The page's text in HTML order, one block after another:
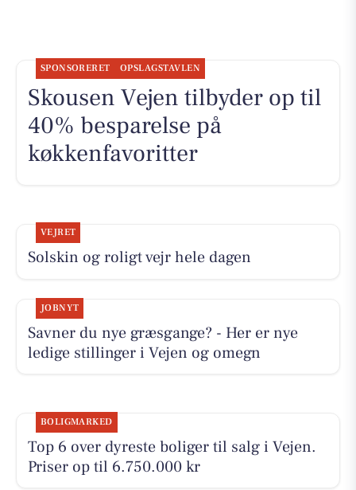
SPONSORERET OPSLAGSTAVLEN
Skousen Vejen tilbyder op til
40% besparelse på
køkkenfavoritter
VEJRET
Solskin og roligt vejr hele dagen
JOBNYT
Savner du nye græsgange? - Her er nye
ledige stillinger i Vejen og omegn
BOLIGMARKED
Top 6 over dyreste boliger til salg i Vejen.
Priser op til 6.750.000 kr